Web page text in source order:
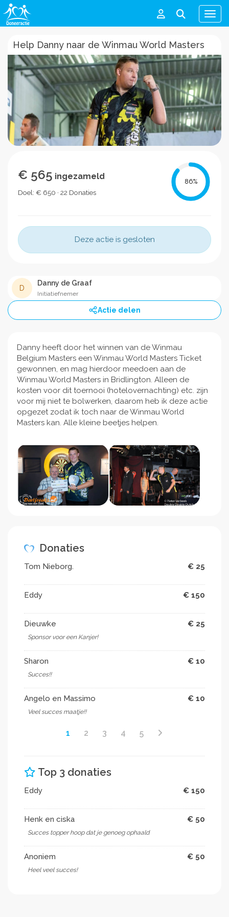
Menu
Help Danny naar de Winmau World Masters
€ 565 ingezameld
Doel: € 650 · 22 Donaties
86%
Deze actie is gesloten
D
Danny de Graaf
Initiatiefnemer
Actie delen
Danny heeft door het winnen van de Winmau
Belgium Masters een Winmau World Masters Ticket
gewonnen, en mag hierdoor meedoen aan de
Winmau World Masters in Bridlington. Alleen de
kosten voor dit toernooi (hotelovernachting) etc. zijn
voor mij niet te bolwerken, daarom heb ik deze actie
opgezet zodat ik toch naar de Winmau World
Masters kan. Alle kleine beetjes helpen.
Donaties
Tom Nieborg. € 25
Eddy € 150
Dieuwke € 25
Sponsor voor een Kanjer!
Sharon € 10
Succes!!
Angelo en Massimo € 10
Veel succes maatje!!
1 2 3 4 5
Top 3 donaties
Eddy € 150
Henk en ciska € 50
Succes topper hoop dat je genoeg ophaald
Anoniem € 50
Heel veel succes!